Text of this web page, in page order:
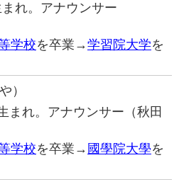
れ。アナウンサー
学校を卒業→学習院大学を
）
まれ。アナウンサー（秋田
学校を卒業→ 國學院大學を